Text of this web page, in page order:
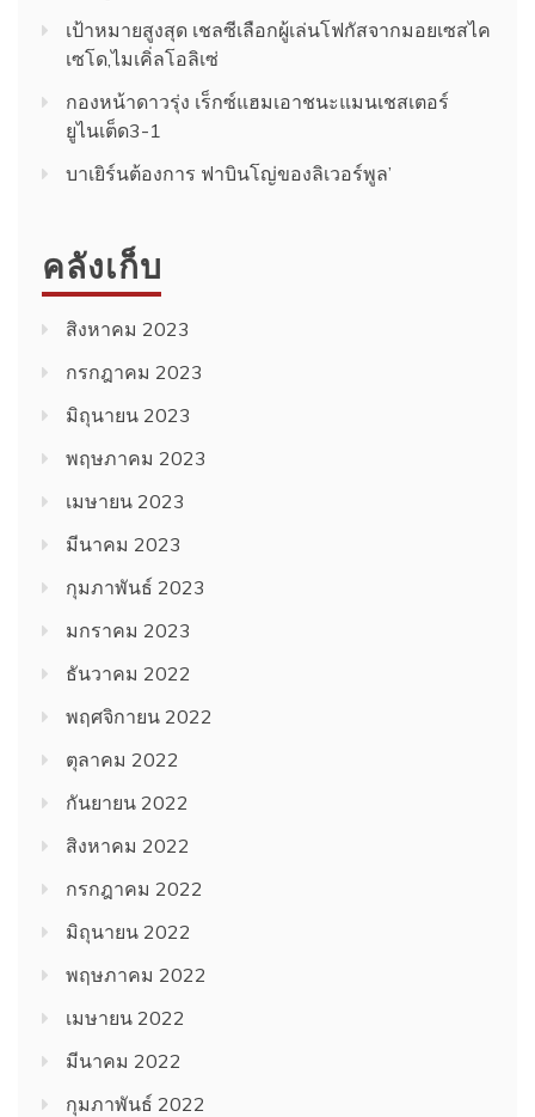
เป้าหมายสูงสุด เชลซีเลือกผู้เล่นโฟกัสจากมอยเซสไค
เซโด,ไมเคิ่ลโอลิเซ่
กองหน้าดาวรุ่ง เร็กซ์แฮมเอาชนะแมนเชสเตอร์
ยูไนเต็ด3-1
บาเยิร์นต้องการ ฟาบินโญ่ของลิเวอร์พูล’
คลังเก็บ
สิงหาคม 2023
กรกฎาคม 2023
มิถุนายน 2023
พฤษภาคม 2023
เมษายน 2023
มีนาคม 2023
กุมภาพันธ์ 2023
มกราคม 2023
ธันวาคม 2022
พฤศจิกายน 2022
ตุลาคม 2022
กันยายน 2022
สิงหาคม 2022
กรกฎาคม 2022
มิถุนายน 2022
พฤษภาคม 2022
เมษายน 2022
มีนาคม 2022
กุมภาพันธ์ 2022